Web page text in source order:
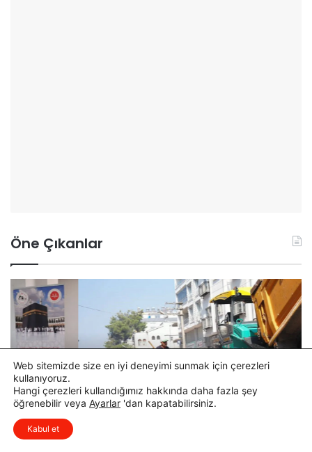
Öne Çıkanlar
k
a
d
d
s
8 saat önce
Akyar Caddesi’nde İlk Etap Asfalt Çalışması
Tamamlandı
Web sitemizde size en iyi deneyimi sunmak için çerezleri
kullanıyoruz.
Hangi çerezleri kullandığımız hakkında daha fazla şey
öğrenebilir veya Ayarlar 'dan kapatabilirsiniz.
Kabul et
Düşüncelerinizi çok isterim, lütfen